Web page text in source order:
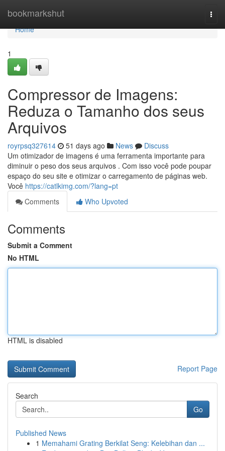
bookmarkshut
Home
Home
1
Compressor de Imagens:
Reduza o Tamanho dos seus
Arquivos
royrpsq327614 51 days ago News
Discuss
Um otimizador de imagens é uma ferramenta importante para
diminuir o peso dos seus arquivos . Com isso você pode poupar
espaço do seu site e otimizar o carregamento de páginas web.
Você https://catlkimg.com/?lang=pt
Comments
Who Upvoted
Comments
Submit a Comment
No HTML
HTML is disabled
Report Page
Search
Go
Published News
1 Memahami Grating Berkilat Seng: Kelebihan dan ...